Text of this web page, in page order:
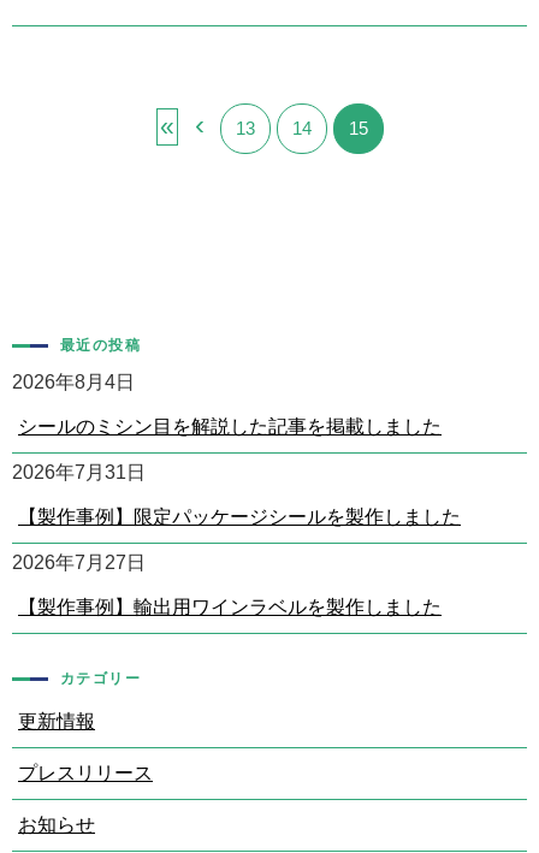
« ‹ 13 14 15
最近の投稿
2026年8月4日
シールのミシン目を解説した記事を掲載しました
2026年7月31日
【製作事例】限定パッケージシールを製作しました
2026年7月27日
【製作事例】輸出用ワインラベルを製作しました
カテゴリー
更新情報
プレスリリース
お知らせ